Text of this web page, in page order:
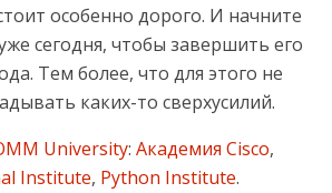
особенно дорого. И начните
сегодня, чтобы завершить его
Тем более, что для этого не
каких-то сверхусилий.
University: Академия Cisco,
Institute, Python Institute.